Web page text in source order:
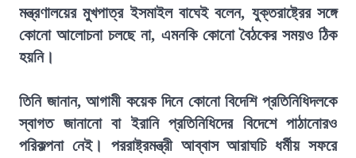
মন্ত্রণালয়ের মুখপাত্র ইসমাইল বাঘেই বলেন, যুক্তরাষ্ট্রের সঙ্গে
কোনো আলোচনা চলছে না, এমনকি কোনো বৈঠকের সময়ও ঠিক
হয়নি।
তিনি জানান, আগামী কয়েক দিনে কোনো বিদেশি প্রতিনিধিদলকে
স্বাগত জানানো বা ইরানি প্রতিনিধিদের বিদেশে পাঠানোরও
পরিকল্পনা নেই। পররাষ্ট্রমন্ত্রী আব্বাস আরাঘচি ধর্মীয় সফরে